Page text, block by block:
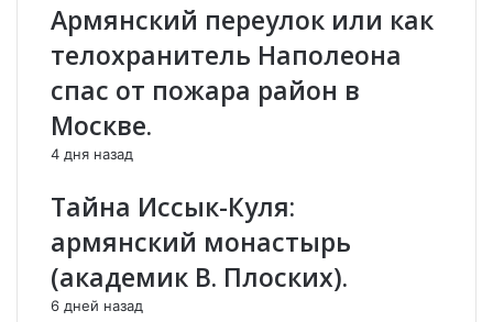
г
а
р
в
и
ч
б
е
и
.
л
е
в
х
Армянский переулок или как
телохранитель Наполеона
спас от пожара район в
Москве.
4 дня назад
Тайна Иссык-Куля:
армянский монастырь
(академик В. Плоских).
6 дней назад